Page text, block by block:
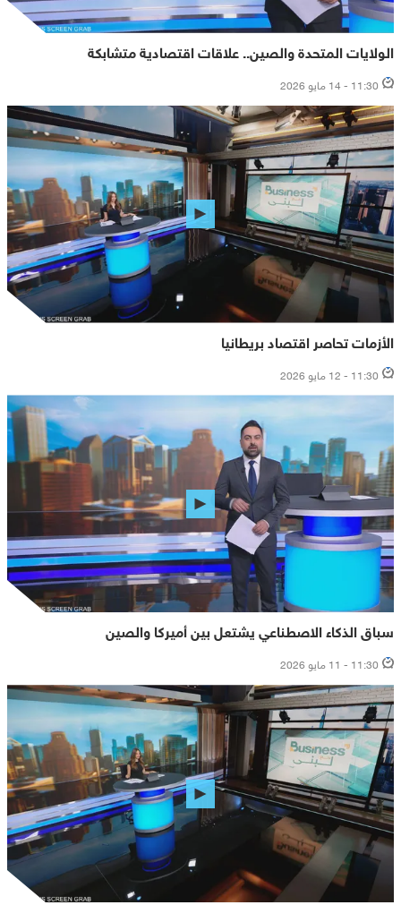
الولايات المتحدة والصين.. علاقات اقتصادية متشابكة
11:30 - 14 مايو 2026
الأزمات تحاصر اقتصاد بريطانيا
11:30 - 12 مايو 2026
سباق الذكاء الاصطناعي يشتعل بين أميركا والصين
11:30 - 11 مايو 2026